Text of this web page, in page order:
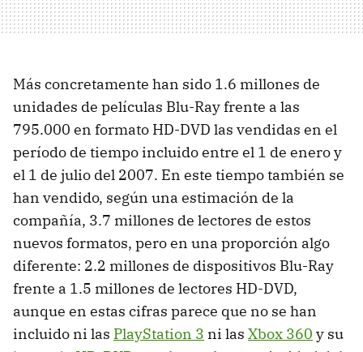
Más concretamente han sido 1.6 millones de
unidades de películas Blu-Ray frente a las
795.000 en formato HD-DVD las vendidas en el
período de tiempo incluido entre el 1 de enero y
el 1 de julio del 2007. En este tiempo también se
han vendido, según una estimación de la
compañía, 3.7 millones de lectores de estos
nuevos formatos, pero en una proporción algo
diferente: 2.2 millones de dispositivos Blu-Ray
frente a 1.5 millones de lectores HD-DVD,
aunque en estas cifras parece que no se han
incluido ni las PlayStation 3 ni las Xbox 360 y su